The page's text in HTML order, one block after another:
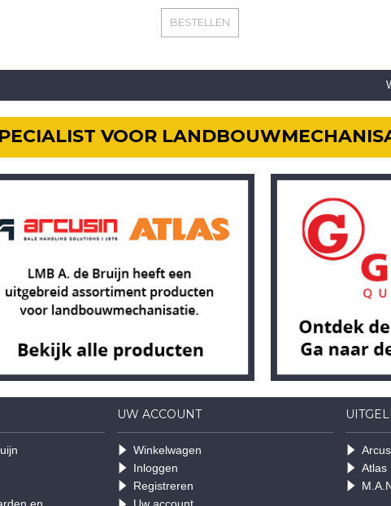
BESTELLEN
VOOR
UW ACCOUNT
Winkelwagen
Inloggen
Registreren
Atlas